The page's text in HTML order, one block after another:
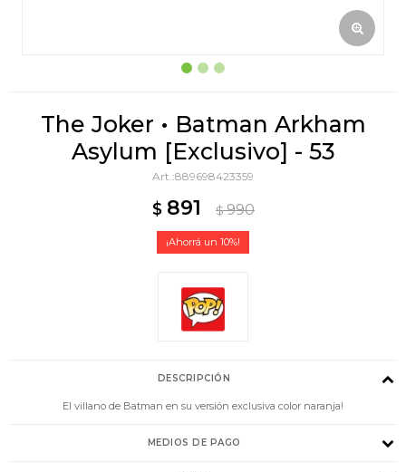
The Joker • Batman Arkham
Asylum [Exclusivo] - 53
889698423359
$ 891 $ 990
10
DESCRIPCIÓN
El villano de Batman en su versión exclusiva color naranja!
MEDIOS DE PAGO